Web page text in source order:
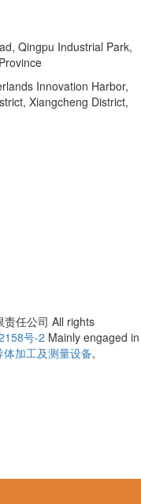
Qingpu Industrial Park,
Innovation Harbor,
Xiangcheng District,
任公司 All rights
号-2 Mainly engaged in
体加工及测量设备,